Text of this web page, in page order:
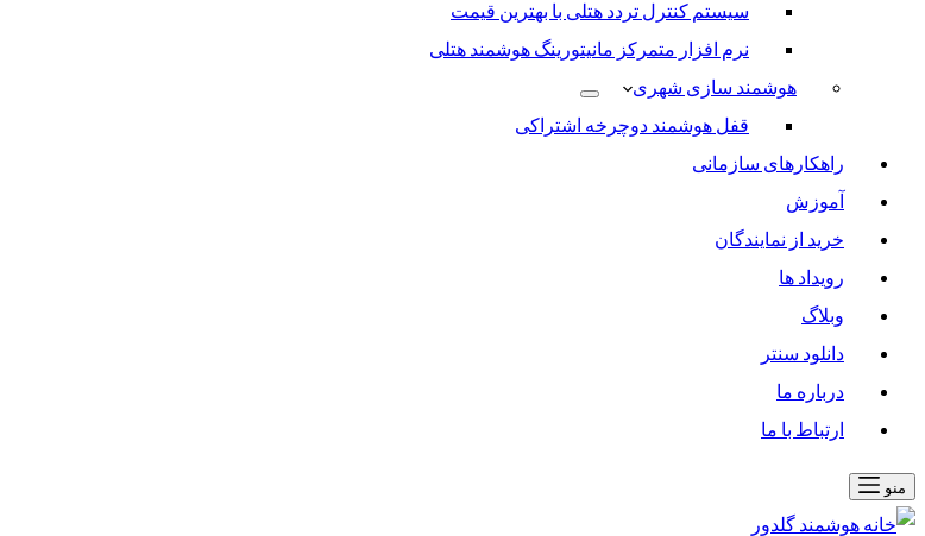
سیستم کنترل تردد هتلی با بهترین قیمت
نرم افزار متمرکز مانیتورینگ هوشمند هتلی
هوشمند سازی شهری
قفل هوشمند دوچرخه اشتراکی
راهکارهای سازمانی
آموزش
خرید از نمایندگان
رویداد ها
وبلاگ
دانلود سنتر
درباره ما
ارتباط با ما
منو